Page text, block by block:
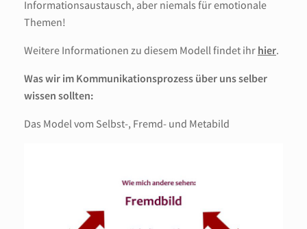
Informationsaustausch, aber niemals für emotionale
Themen!
Weitere Informationen zu diesem Modell findet ihr hier.
Was wir im Kommunikationsprozess über uns selber
wissen sollten:
Das Model vom Selbst-, Fremd- und Metabild